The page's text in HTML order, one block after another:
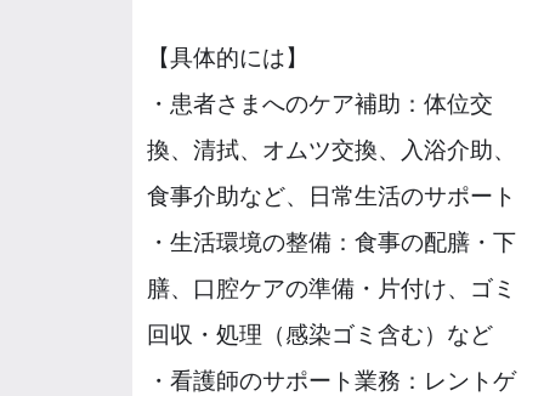
【具体的には】
・患者さまへのケア補助：体位交
換、清拭、オムツ交換、入浴介助、
食事介助など、日常生活のサポート
・生活環境の整備：食事の配膳・下
膳、口腔ケアの準備・片付け、ゴミ
回収・処理（感染ゴミ含む）など
・看護師のサポート業務：レントゲ